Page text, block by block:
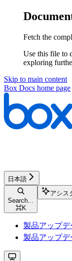
Fetch the
Use this file to
exploring
Skip to main content
Box Docs home page
日本語
Search...
⌘K
アシス
製品アップデ
製品アップデ